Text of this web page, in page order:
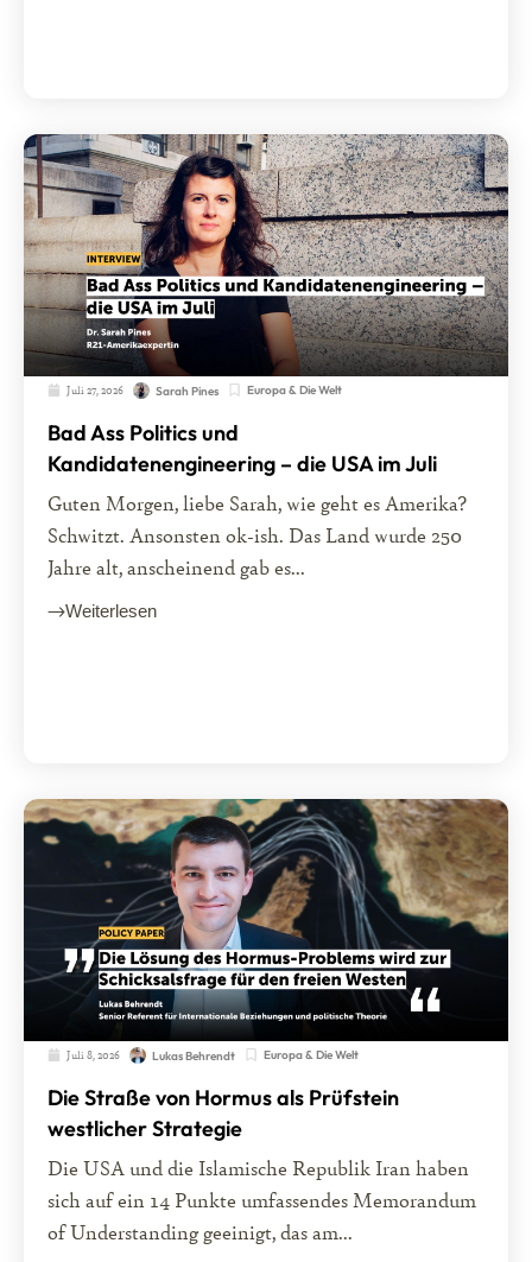
Juli 27, 2026 Sarah Pines Europa & Die Welt
Bad Ass Politics und
Kandidatenengineering – die USA im Juli
Guten Morgen, liebe Sarah, wie geht es Amerika?
Schwitzt. Ansonsten ok-ish. Das Land wurde 250
Jahre alt, anscheinend gab es...
Weiterlesen
Juli 8, 2026 Lukas Behrendt Europa & Die Welt
Die Straße von Hormus als Prüfstein
westlicher Strategie
Die USA und die Islamische Republik Iran haben
sich auf ein 14 Punkte umfassendes Memorandum
of Understanding geeinigt, das am...